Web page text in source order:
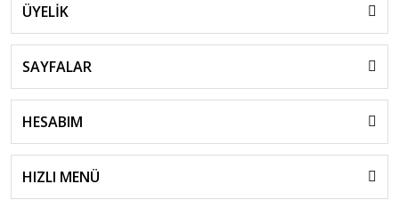
ÜYELİK
SAYFALAR
HESABIM
HIZLI MENÜ